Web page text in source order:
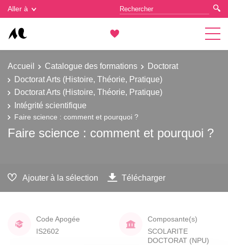
Aller à
Accueil Catalogue des formations
Doctorat
Doctorat Arts (Histoire, Théorie, Pratique)
Doctorat Arts (Histoire, Théorie, Pratique)
Intégrité scientifique
Faire science : comment et pourquoi ?
Faire science : comment et pourquoi ?
Ajouter à la sélection Télécharger
Code Apogée
IS2602
Composante(s)
SCOLARITE
DOCTORAT (NPU)
Gestion des cookies